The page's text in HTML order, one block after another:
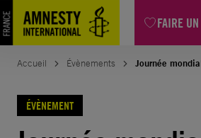
FAIRE
Accueil Évènements Journée
ÉVÈNEMENT